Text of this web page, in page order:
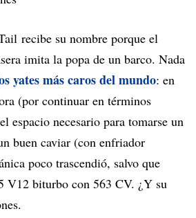
recibe su nombre porque el
imita la popa de un barco. Nada
yates más caros del mundo: en
(por continuar en términos
espacio necesario para tomarse un
buen caviar (con enfriador
poco trascendió, salvo que
V12 biturbo con 563 CV. ¿Y su